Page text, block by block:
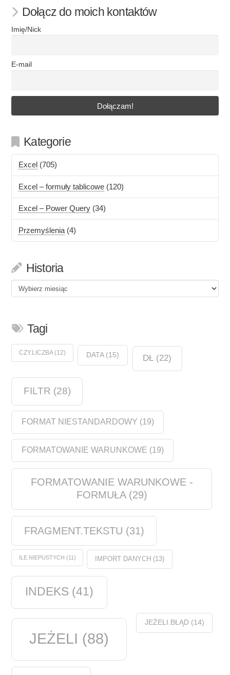
Dołącz do moich kontaktów
Imię/Nick
E-mail
Kategorie
Excel (705)
Excel – formuły tablicowe (120)
Excel – Power Query (34)
Przemyślenia (4)
Historia
Historia
Tagi
CZY.LICZBA(12) DATA(15) DŁ (22)
FILTR (28)
FORMAT NIESTANDARDOWY (19)
FORMATOWANIE WARUNKOWE (19)
FORMATOWANIE WARUNKOWE -
FORMUŁA(29)
FRAGMENT.TEKSTU (31)
ILE.NIEPUSTYCH (11) IMPORT DANYCH (13)
INDEKS (41)
JEŻELI (88)
JEŻELI.BŁĄD(14)